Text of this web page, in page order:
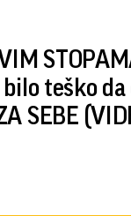
bilo teško
SEBE